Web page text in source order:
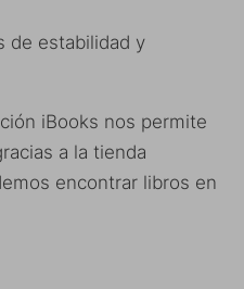
de estabilidad y
iBooks nos permite
a la tienda
encontrar libros en